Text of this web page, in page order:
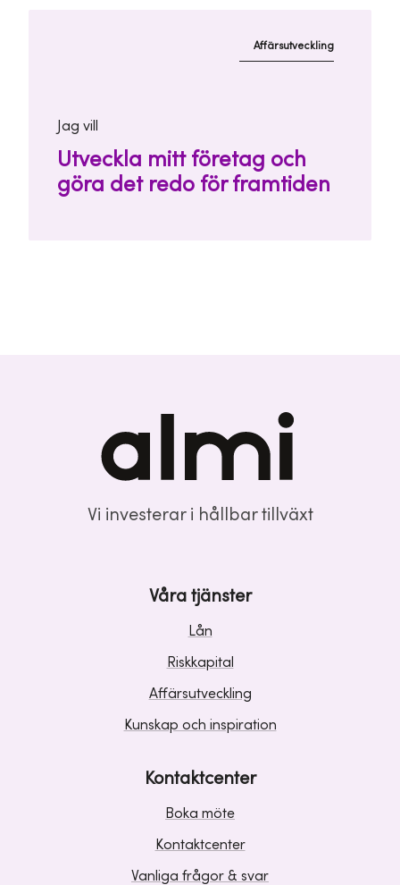
Affärsutveckling
Jag vill
Utveckla mitt företag och
göra det redo för framtiden
Vi investerar i hållbar tillväxt
Våra tjänster
Lån
Riskkapital
Affärsutveckling
Kunskap och inspiration
Kontaktcenter
Boka möte
Kontaktcenter
Vanliga frågor & svar